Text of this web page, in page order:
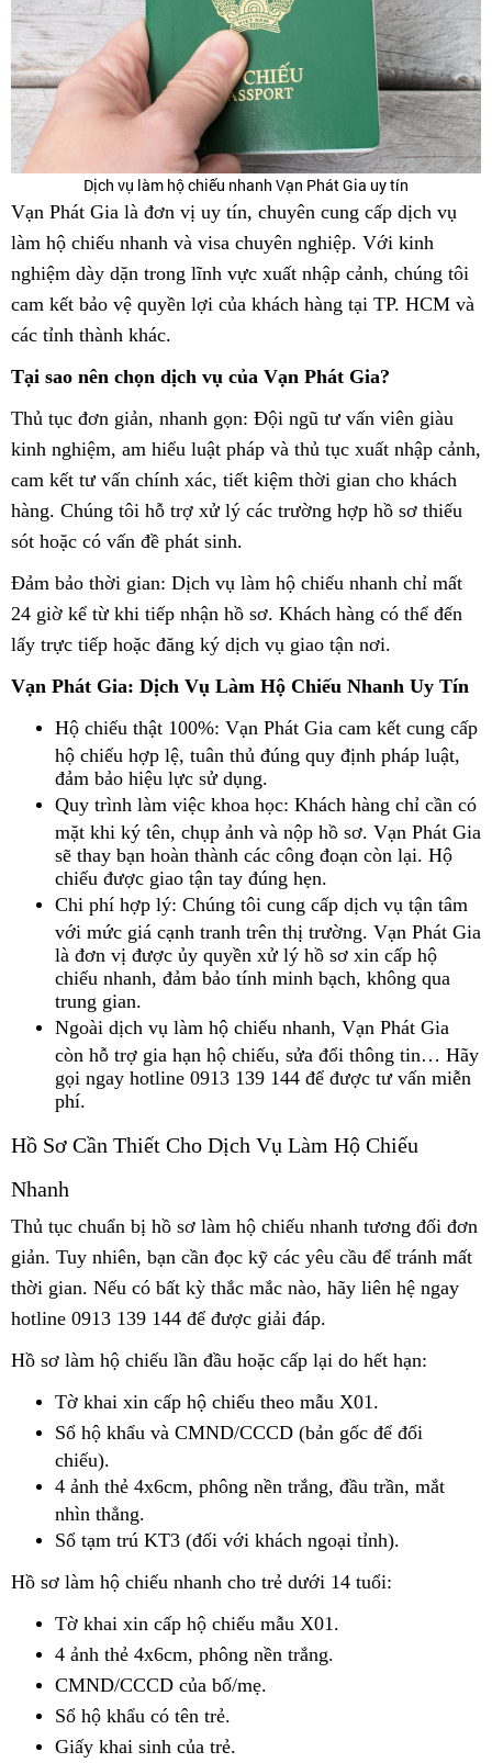
Dịch vụ làm hộ chiếu nhanh Vạn Phát Gia uy tín
Vạn Phát Gia là đơn vị uy tín, chuyên cung cấp dịch vụ
làm hộ chiếu nhanh và visa chuyên nghiệp. Với kinh
nghiệm dày dặn trong lĩnh vực xuất nhập cảnh, chúng tôi
cam kết bảo vệ quyền lợi của khách hàng tại TP. HCM và
các tỉnh thành khác.
Tại sao nên chọn dịch vụ của Vạn Phát Gia?
Thủ tục đơn giản, nhanh gọn: Đội ngũ tư vấn viên giàu
kinh nghiệm, am hiểu luật pháp và thủ tục xuất nhập cảnh,
cam kết tư vấn chính xác, tiết kiệm thời gian cho khách
hàng. Chúng tôi hỗ trợ xử lý các trường hợp hồ sơ thiếu
sót hoặc có vấn đề phát sinh.
Đảm bảo thời gian: Dịch vụ làm hộ chiếu nhanh chỉ mất
24 giờ kể từ khi tiếp nhận hồ sơ. Khách hàng có thể đến
lấy trực tiếp hoặc đăng ký dịch vụ giao tận nơi.
Vạn Phát Gia: Dịch Vụ Làm Hộ Chiếu Nhanh Uy Tín
Hộ chiếu thật 100%: Vạn Phát Gia cam kết cung cấp
hộ chiếu hợp lệ, tuân thủ đúng quy định pháp luật,
đảm bảo hiệu lực sử dụng.
Quy trình làm việc khoa học: Khách hàng chỉ cần có
mặt khi ký tên, chụp ảnh và nộp hồ sơ. Vạn Phát Gia
sẽ thay bạn hoàn thành các công đoạn còn lại. Hộ
chiếu được giao tận tay đúng hẹn.
Chi phí hợp lý: Chúng tôi cung cấp dịch vụ tận tâm
với mức giá cạnh tranh trên thị trường. Vạn Phát Gia
là đơn vị được ủy quyền xử lý hồ sơ xin cấp hộ
chiếu nhanh, đảm bảo tính minh bạch, không qua
trung gian.
Ngoài dịch vụ làm hộ chiếu nhanh, Vạn Phát Gia
còn hỗ trợ gia hạn hộ chiếu, sửa đổi thông tin… Hãy
gọi ngay hotline 0913 139 144 để được tư vấn miễn
phí.
Hồ Sơ Cần Thiết Cho Dịch Vụ Làm Hộ Chiếu
Nhanh
Thủ tục chuẩn bị hồ sơ làm hộ chiếu nhanh tương đối đơn
giản. Tuy nhiên, bạn cần đọc kỹ các yêu cầu để tránh mất
thời gian. Nếu có bất kỳ thắc mắc nào, hãy liên hệ ngay
hotline 0913 139 144 để được giải đáp.
Hồ sơ làm hộ chiếu lần đầu hoặc cấp lại do hết hạn:
Tờ khai xin cấp hộ chiếu theo mẫu X01.
Sổ hộ khẩu và CMND/CCCD (bản gốc để đối
chiếu).
4 ảnh thẻ 4x6cm, phông nền trắng, đầu trần, mắt
nhìn thẳng.
Sổ tạm trú KT3 (đối với khách ngoại tỉnh).
Hồ sơ làm hộ chiếu nhanh cho trẻ dưới 14 tuổi:
Tờ khai xin cấp hộ chiếu mẫu X01.
4 ảnh thẻ 4x6cm, phông nền trắng.
CMND/CCCD của bố/mẹ.
Sổ hộ khẩu có tên trẻ.
Giấy khai sinh của trẻ.